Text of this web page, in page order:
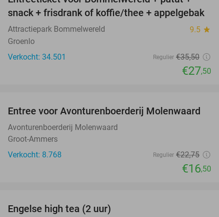
snack + frisdrank of koffie/thee + appelgebak
Attractiepark Bommelwereld 9.5 star
Groenlo
Verkocht: 34.501
Regulier €35,50
€27,50
27%
Entree voor Avonturenboerderij Molenwaard
Avonturenboerderij Molenwaard
Groot-Ammers
Verkocht: 8.768
Regulier €22,75
€16,50
Engelse high tea (2 uur)